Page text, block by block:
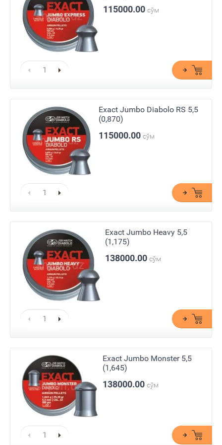
115000.00 сўм
Exact Jumbo Diabolo RS 5,5
(0,870)
115000.00 сўм
Exact Jumbo Heavy 5,5
(1,175)
138000.00 сўм
Exact Jumbo Monster 5,5
(1,645)
138000.00 сўм